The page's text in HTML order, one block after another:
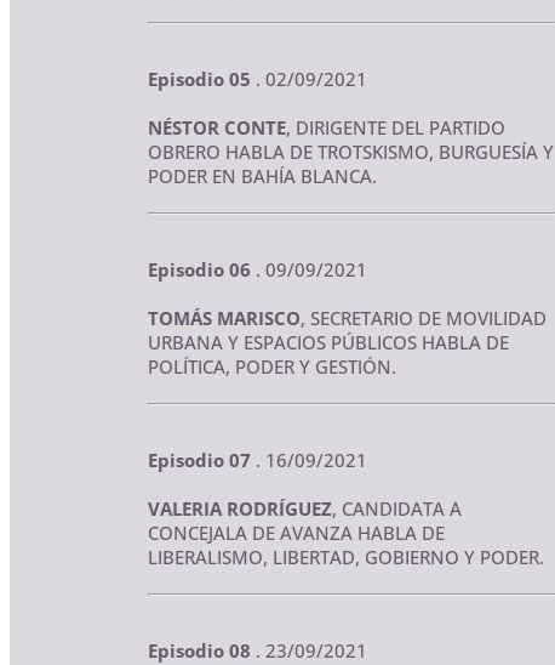
Episodio 05 . 02/09/2021
NÉSTOR CONTE, DIRIGENTE DEL PARTIDO
OBRERO HABLA DE TROTSKISMO, BURGUESÍA Y
PODER EN BAHÍA BLANCA.
Episodio 06 . 09/09/2021
TOMÁS MARISCO, SECRETARIO DE MOVILIDAD
URBANA Y ESPACIOS PÚBLICOS HABLA DE
POLÍTICA, PODER Y GESTIÓN.
Episodio 07 . 16/09/2021
VALERIA RODRÍGUEZ, CANDIDATA A
CONCEJALA DE AVANZA HABLA DE
LIBERALISMO, LIBERTAD, GOBIERNO Y PODER.
Episodio 08 . 23/09/2021